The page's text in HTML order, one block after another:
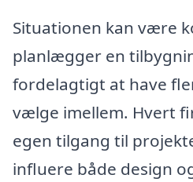
Situationen kan være
planlægger en
fordelagtigt at have
vælge imellem. Hvert
egen tilgang til
influere både design